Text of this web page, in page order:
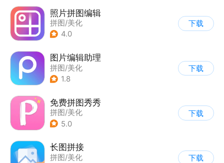
照片拼图编辑
拼图/美化
4.0
下载
图片编辑助理
拼图/美化
1.8
下载
免费拼图秀秀
拼图/美化
5.0
下载
长图拼接
拼图/美化
下载